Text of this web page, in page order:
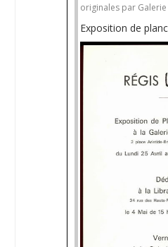
originales par
Exposition de